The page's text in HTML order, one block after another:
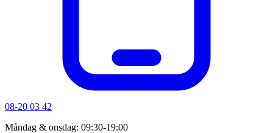
08-20 03 42
Måndag & onsdag: 09:30-19:00